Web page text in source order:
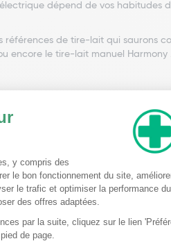
dépend de vos
références de tire-lait qui saurons
encore le tire-lait manuel Harmony
lait, le confort et la simplicité
de réglages d'aspiration et de
peut jouer un rôle important
facilite grandement votre
optez pour un tire-lait équipé
un tire-lait avec une